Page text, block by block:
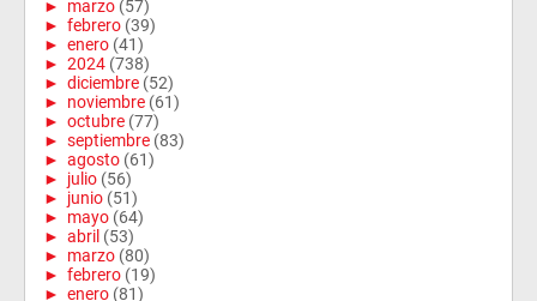
► marzo (57)
► febrero (39)
► enero (41)
► 2024 (738)
► diciembre (52)
► noviembre (61)
► octubre (77)
► septiembre (83)
► agosto (61)
► julio (56)
► junio (51)
► mayo (64)
► abril (53)
► marzo (80)
► febrero (19)
► enero (81)